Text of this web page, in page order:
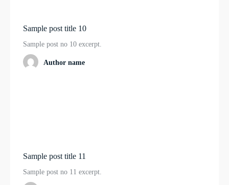
Sample post title 10
Sample post no 10 excerpt.
Author name
Sample post title 11
Sample post no 11 excerpt.